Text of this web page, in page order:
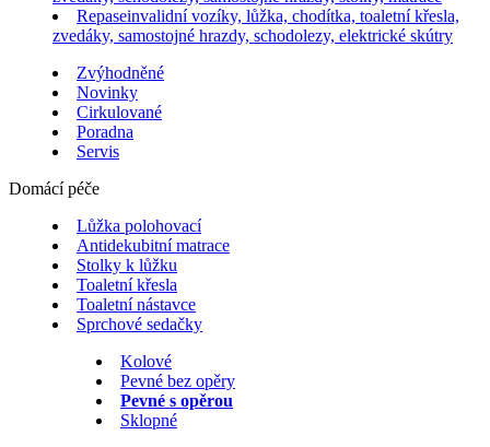
Repaseinvalidní vozíky, lůžka, chodítka, toaletní křesla,
zvedáky, samostojné hrazdy, schodolezy, elektrické skútry
Zvýhodněné
Novinky
Cirkulované
Poradna
Servis
Domácí péče
Lůžka polohovací
Antidekubitní matrace
Stolky k lůžku
Toaletní křesla
Toaletní nástavce
Sprchové sedačky
Kolové
Pevné bez opěry
Pevné s opěrou
Sklopné